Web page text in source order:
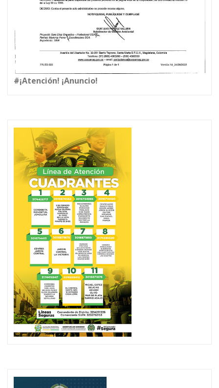
#¡Atención! ¡Anuncio!